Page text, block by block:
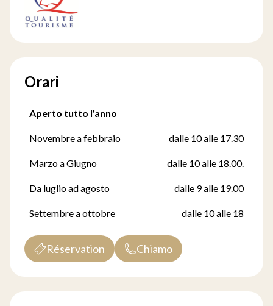
Orari
Aperto tutto l'anno
Novembre a febbraio dalle 10 alle 17.30
Marzo a Giugno dalle 10 alle 18.00.
Da luglio ad agosto dalle 9 alle 19.00
Settembre a ottobre dalle 10 alle 18
Réservation Chiamo